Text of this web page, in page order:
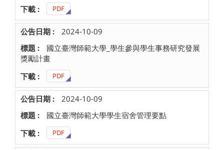
PDF
2024-10-09
國立臺灣師範大學_學生參與學生事務研究發展
獎勵計畫
PDF
2024-10-09
國立臺灣師範大學學生宿舍管理要點
PDF